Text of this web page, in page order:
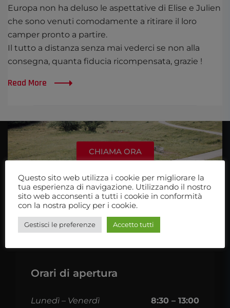
Europa non ha deluso le aspettative di Elise e Julien
che sono venuti comodamente a ritirare il loro
camper pronto a partire.
Il tutto a distanza senza mai vederci se non alla
consegna, quanta fiducia ricompensata, grazie !
Read More
CHIAMA ORA
+39 079 516318
Orari di apertura
Lunedì – Venerdì
8:30 – 13:00
Questo sito web utilizza i cookie per migliorare la
tua esperienza di navigazione. Utilizzando il nostro
sito web acconsenti a tutti i cookie in conformità
con la nostra policy per i cookie.
Gestisci le preferenze Accetto tutti